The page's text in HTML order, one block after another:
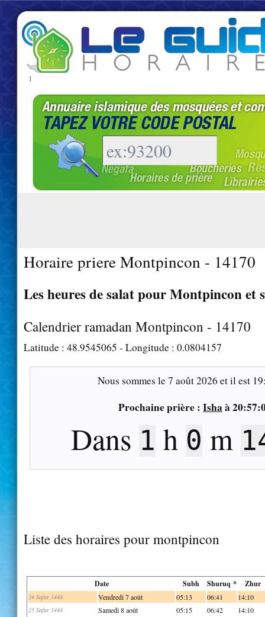
|
Horaire priere Montpincon - 14170
Les heures de salat pour Montpincon et
Calendrier ramadan Montpincon - 14170
Latitude : 48.9545065 - Longitude : 0.0804157
Nous sommes le7 août 2026 et il est
Prochaine prière : Isha à
Dans 1 h 0 m
Liste des horaires pour montpincon
Date Subh Shuruq * Zhur
24 Safar 1448 Vendredi 7 août 05:13 06:41 14:10
25 Safar 1448 Samedi 8 août 05:15 06:42 14:10